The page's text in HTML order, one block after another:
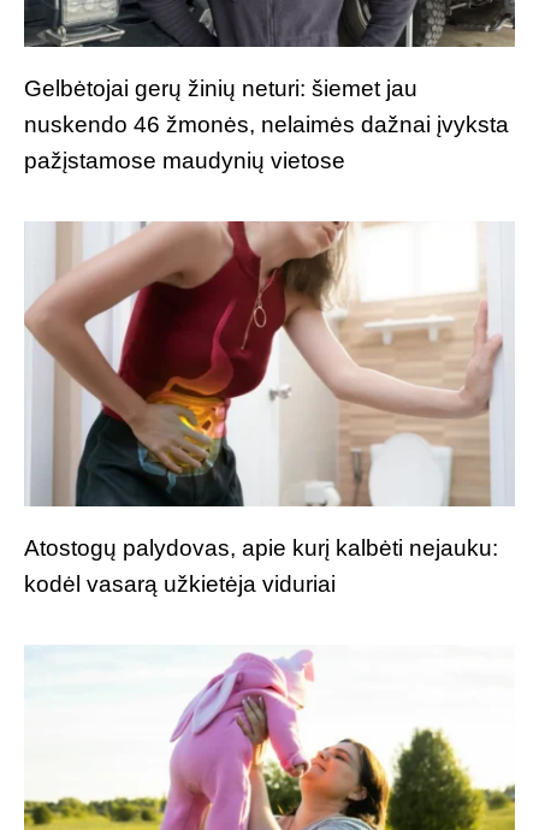
Gelbėtojai gerų žinių neturi: šiemet jau
nuskendo 46 žmonės, nelaimės dažnai įvyksta
pažįstamose maudynių vietose
Atostogų palydovas, apie kurį kalbėti nejauku:
kodėl vasarą užkietėja viduriai